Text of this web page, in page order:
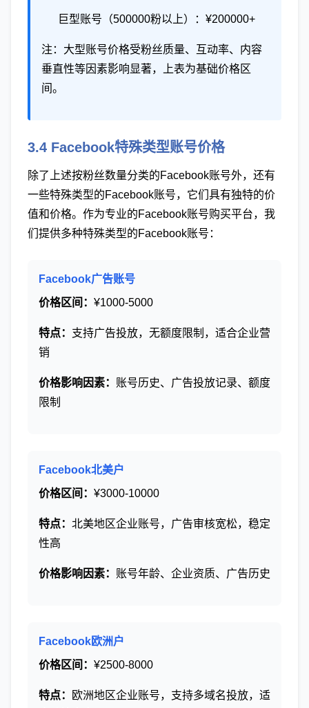
巨型账号（500000粉以上）：¥200000+
注：大型账号价格受粉丝质量、互动率、内容
垂直性等因素影响显著，上表为基础价格区
间。
3.4 Facebook特殊类型账号价格
除了上述按粉丝数量分类的Facebook账号外，还有
一些特殊类型的Facebook账号，它们具有独特的价
值和价格。作为专业的Facebook账号购买平台，我
们提供多种特殊类型的Facebook账号：
Facebook广告账号
价格区间： ¥1000-5000
特点： 支持广告投放，无额度限制，适合企业营
销
价格影响因素： 账号历史、广告投放记录、额度
限制
Facebook北美户
价格区间： ¥3000-10000
特点： 北美地区企业账号，广告审核宽松，稳定
性高
价格影响因素： 账号年龄、企业资质、广告历史
Facebook欧洲户
价格区间： ¥2500-8000
特点：
欧洲地区企业账号，支持多域名投放，适